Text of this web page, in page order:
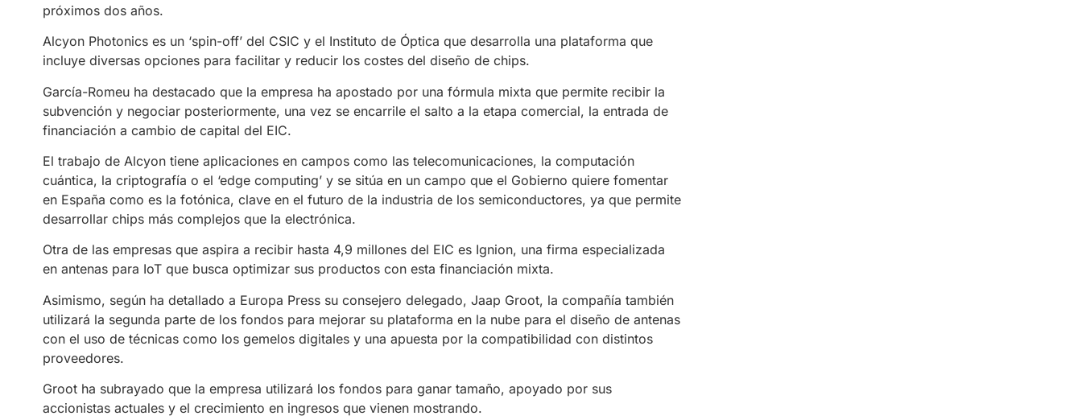
próximos dos años.
Alcyon Photonics es un ‘spin-off’ del CSIC y el Instituto de Óptica que desarrolla una plataforma que
incluye diversas opciones para facilitar y reducir los costes del diseño de chips.
García-Romeu ha destacado que la empresa ha apostado por una fórmula mixta que permite recibir la
subvención y negociar posteriormente, una vez se encarrile el salto a la etapa comercial, la entrada de
financiación a cambio de capital del EIC.
El trabajo de Alcyon tiene aplicaciones en campos como las telecomunicaciones, la computación
cuántica, la criptografía o el ‘edge computing’ y se sitúa en un campo que el Gobierno quiere fomentar
en España como es la fotónica, clave en el futuro de la industria de los semiconductores, ya que permite
desarrollar chips más complejos que la electrónica.
Otra de las empresas que aspira a recibir hasta 4,9 millones del EIC es Ignion, una firma especializada
en antenas para IoT que busca optimizar sus productos con esta financiación mixta.
Asimismo, según ha detallado a Europa Press su consejero delegado, Jaap Groot, la compañía también
utilizará la segunda parte de los fondos para mejorar su plataforma en la nube para el diseño de antenas
con el uso de técnicas como los gemelos digitales y una apuesta por la compatibilidad con distintos
proveedores.
Groot ha subrayado que la empresa utilizará los fondos para ganar tamaño, apoyado por sus
accionistas actuales y el crecimiento en ingresos que vienen mostrando.